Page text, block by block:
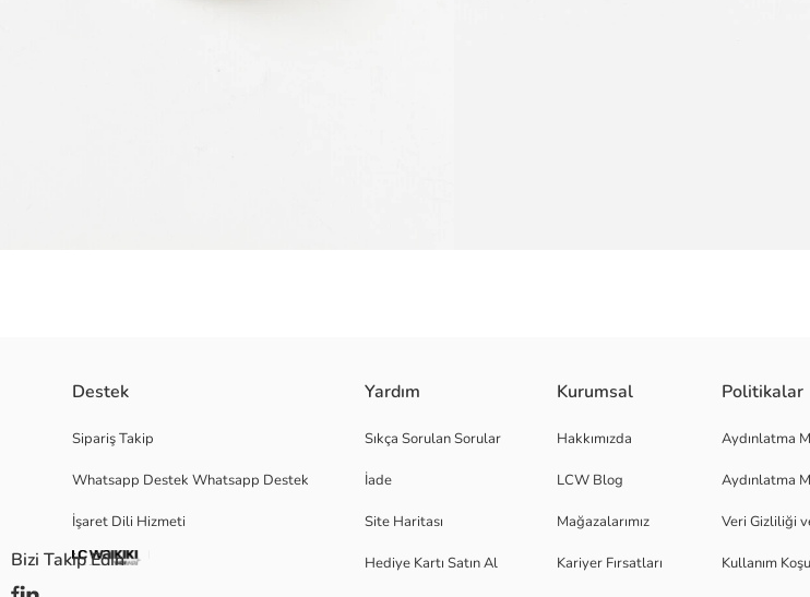
Bağcıklı file detaylı erkek spor ayakkabı, rahatlığı ve tarzı mükemmel bir şekilde birleştirir. Şık tasarımı ve file
Destek
Sipariş Takip
Whatsapp Destek Whatsapp Destek
İşaret Dili Hizmeti
Yardım
Sıkça Sorulan Sorular
İade
Site Haritası
Hediye Kartı Satın Al
Kurumsal
Hakkımızda
LCW Blog
Mağazalarımız
Kariyer Fırsatları
Politikalar
Aydınlatma
Aydınlatma
Veri Gizliliği
Kullanım
Bizi Takip Edin